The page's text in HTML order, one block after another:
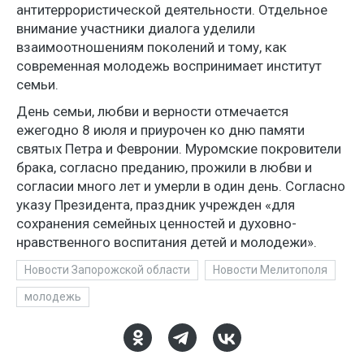
антитеррористической деятельности. Отдельное
внимание участники диалога уделили
взаимоотношениям поколений и тому, как
современная молодежь воспринимает институт
семьи.
День семьи, любви и верности отмечается
ежегодно 8 июля и приурочен ко дню памяти
святых Петра и Февронии. Муромские покровители
брака, согласно преданию, прожили в любви и
согласии много лет и умерли в один день. Согласно
указу Президента, праздник учрежден «для
сохранения семейных ценностей и духовно-
нравственного воспитания детей и молодежи».
Новости Запорожской области Новости Мелитополя
молодежь